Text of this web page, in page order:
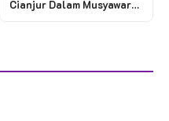
Cianjur Dalam Musyawarah